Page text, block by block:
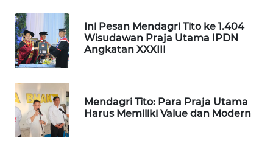
Ini Pesan Mendagri Tito ke 1.404
Wisudawan Praja Utama IPDN
Angkatan XXXIII
Mendagri Tito: Para Praja Utama
Harus Memiliki Value dan Modern
SIDIKALANG
NEWS
SIBARAGAS
NEWS
METRO
SIANTAR